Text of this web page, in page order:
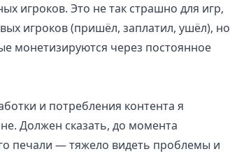
игроков. Это не так страшно для игр,
игроков (пришёл, заплатил, ушёл), но
монетизируются через постоянное
и потребления контента я
Должен сказать, до момента
печали — тяжело видеть проблемы и